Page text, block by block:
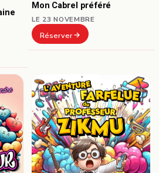
Mon Cabrel préféré
LE 23 NOVEMBRE
Réserver